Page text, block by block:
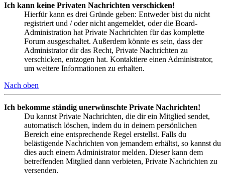
Ich kann keine Privaten Nachrichten verschicken!
Hierfür kann es drei Gründe geben: Entweder bist du nicht
registriert und / oder nicht angemeldet, oder die Board-
Administration hat Private Nachrichten für das komplette
Forum ausgeschaltet. Außerdem könnte es sein, dass der
Administrator dir das Recht, Private Nachrichten zu
verschicken, entzogen hat. Kontaktiere einen Administrator,
um weitere Informationen zu erhalten.
Nach oben
Ich bekomme ständig unerwünschte Private Nachrichten!
Du kannst Private Nachrichten, die dir ein Mitglied sendet,
automatisch löschen, indem du in deinem persönlichen
Bereich eine entsprechende Regel erstellst. Falls du
belästigende Nachrichten von jemandem erhältst, so kannst du
dies auch einem Administrator melden. Dieser kann dem
betreffenden Mitglied dann verbieten, Private Nachrichten zu
versenden.